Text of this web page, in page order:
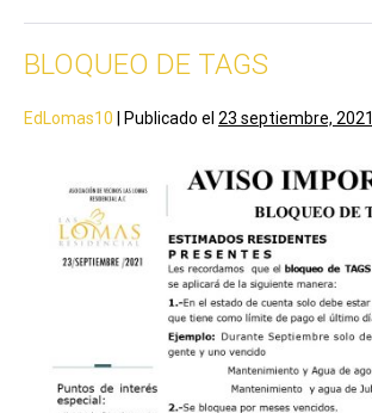
BLOQUEO DE TAGS
EdLomas10 Publicado el 23 septiembre, 2021